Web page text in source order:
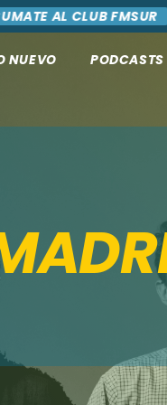
AL CLUB FMSUR
NUEVO PODCASTS